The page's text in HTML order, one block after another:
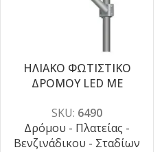
ΗΛΙΑΚΟ ΦΩΤΙΣΤΙΚΟ
ΔΡΟΜΟΥ LED ΜΕ
6000K
SKU: 6490
Δρόμου - Πλατείας -
Βενζινάδικου - Σταδίων